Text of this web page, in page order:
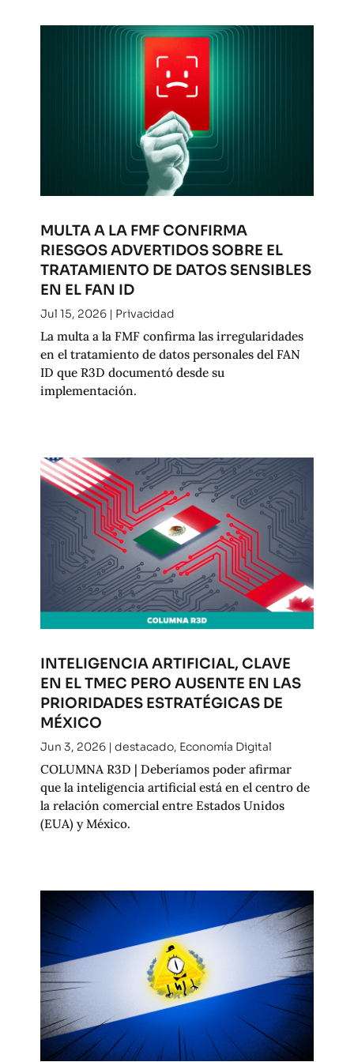
MULTA A LA FMF CONFIRMA
RIESGOS ADVERTIDOS SOBRE EL
TRATAMIENTO DE DATOS SENSIBLES
EN EL FAN ID
Jul 15, 2026| Privacidad
La multa a la FMF confirma las irregularidades
en el tratamiento de datos personales del FAN
ID que R3D documentó desde su
implementación.
INTELIGENCIA ARTIFICIAL, CLAVE
EN EL TMEC PERO AUSENTE EN LAS
PRIORIDADES ESTRATÉGICAS DE
MÉXICO
Jun 3, 2026| destacado, Economía Digital
COLUMNA R3D | Deberíamos poder afirmar
que la inteligencia artificial está en el centro de
la relación comercial entre Estados Unidos
(EUA) y México.